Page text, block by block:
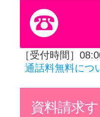
［受付時間］
通話料無料につ
資料請求